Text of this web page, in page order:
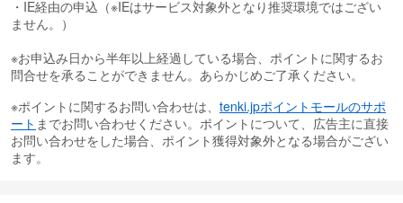
・IE経由の申込（※IEはサービス対象外となり推奨環境ではござい
ません。）
※お申込み日から半年以上経過している場合、ポイントに関するお
問合せを承ることができません。あらかじめご了承ください。
※ポイントに関するお問い合わせは、 tenki.jpポイントモールのサポ
ート までお問い合わせください。ポイントについて、広告主に直接
お問い合わせをした場合、ポイント獲得対象外となる場合がござい
ます。